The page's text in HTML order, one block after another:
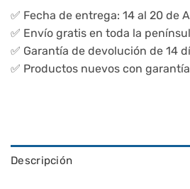
✅ Fecha de entrega: 14 al 20 de
✅ Envío gratis en toda la
✅ Garantía de devolución de 14
✅ Productos nuevos con garantía
Descripción